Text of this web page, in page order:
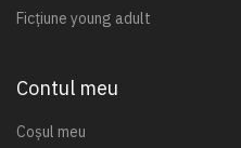
Ficțiune young adult
Contul meu
Coșul meu